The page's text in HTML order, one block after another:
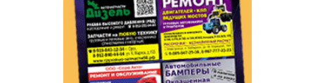
Строительство и ремонт
Авто и мото
Рестораны, кафе, бары
Торговля
Бизнес и финансы
Юристы, Экспертиза, Страхование